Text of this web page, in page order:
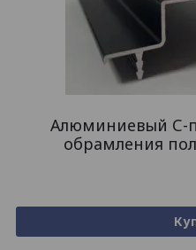
Алюминиевый С-
обрамления